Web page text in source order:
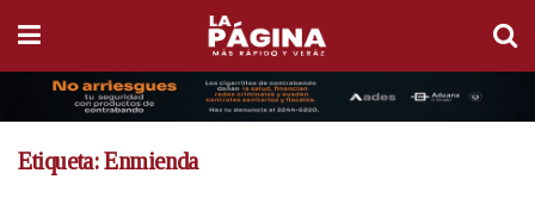
Etiqueta:Enmienda